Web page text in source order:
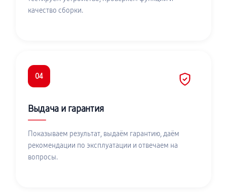
качество сборки.
04
Выдача и гарантия
Показываем результат, выдаём гарантию, даём
рекомендации по эксплуатации и отвечаем на
вопросы.